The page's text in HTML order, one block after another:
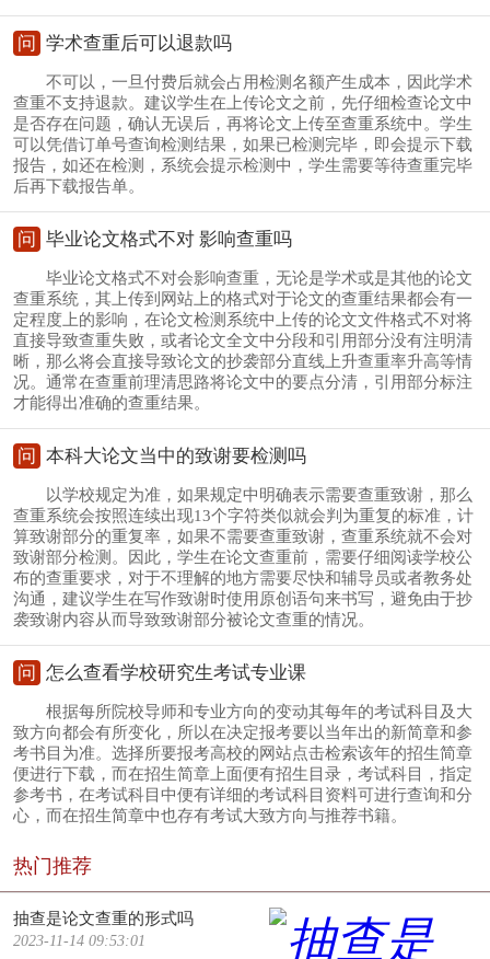
问 学术查重后可以退款吗
不可以，一旦付费后就会占用检测名额产生成本，因此学术
查重不支持退款。建议学生在上传论文之前，先仔细检查论文中
是否存在问题，确认无误后，再将论文上传至查重系统中。学生
可以凭借订单号查询检测结果，如果已检测完毕，即会提示下载
报告，如还在检测，系统会提示检测中，学生需要等待查重完毕
后再下载报告单。
问 毕业论文格式不对 影响查重吗
毕业论文格式不对会影响查重，无论是学术或是其他的论文
查重系统，其上传到网站上的格式对于论文的查重结果都会有一
定程度上的影响，在论文检测系统中上传的论文文件格式不对将
直接导致查重失败，或者论文全文中分段和引用部分没有注明清
晰，那么将会直接导致论文的抄袭部分直线上升查重率升高等情
况。通常在查重前理清思路将论文中的要点分清，引用部分标注
才能得出准确的查重结果。
问 本科大论文当中的致谢要检测吗
以学校规定为准，如果规定中明确表示需要查重致谢，那么
查重系统会按照连续出现13个字符类似就会判为重复的标准，计
算致谢部分的重复率，如果不需要查重致谢，查重系统就不会对
致谢部分检测。因此，学生在论文查重前，需要仔细阅读学校公
布的查重要求，对于不理解的地方需要尽快和辅导员或者教务处
沟通，建议学生在写作致谢时使用原创语句来书写，避免由于抄
袭致谢内容从而导致致谢部分被论文查重的情况。
问 怎么查看学校研究生考试专业课
根据每所院校导师和专业方向的变动其每年的考试科目及大
致方向都会有所变化，所以在决定报考要以当年出的新简章和参
考书目为准。选择所要报考高校的网站点击检索该年的招生简章
便进行下载，而在招生简章上面便有招生目录，考试科目，指定
参考书，在考试科目中便有详细的考试科目资料可进行查询和分
心，而在招生简章中也存有考试大致方向与推荐书籍。
热门推荐
抽查是论文查重的形式吗
2023-11-14 09:53:01